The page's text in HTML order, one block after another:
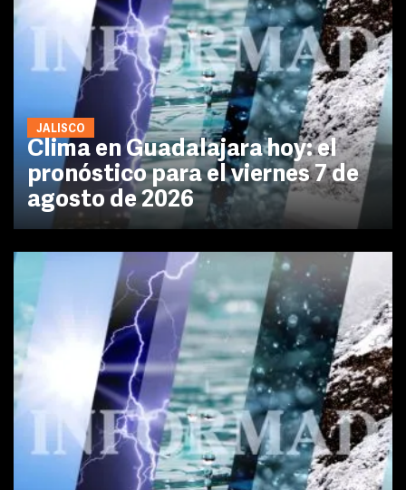
JALISCO
Clima en Guadalajara hoy: el
pronóstico para el viernes 7 de
agosto de 2026